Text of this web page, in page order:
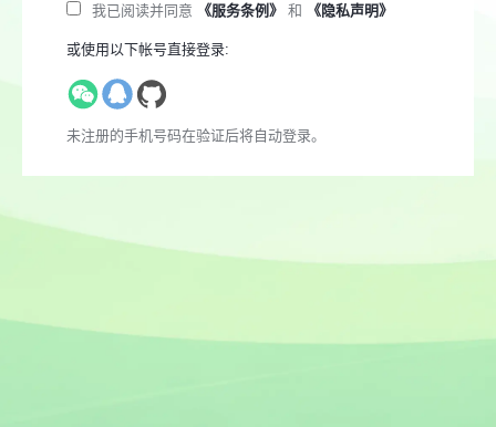
我已阅读并同意 《服务条例》 和 《隐私声明》
或使用以下帐号直接登录:
未注册的手机号码在验证后将自动登录。